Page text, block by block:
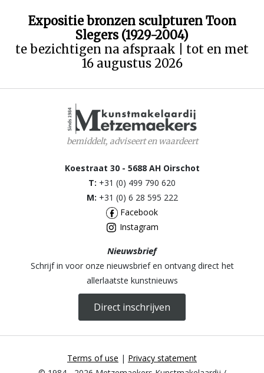
Expositie bronzen sculpturen Toon
Slegers (1929-2004)
te bezichtigen na afspraak | tot en met
16 augustus 2026
bemiddelt, adviseert en waardeert
Koestraat 30 - 5688 AH Oirschot
T: +31 (0) 499 790 620
M: +31 (0) 6 28 595 222
Facebook
Instagram
Nieuwsbrief
Schrijf in voor onze nieuwsbrief en ontvang direct het
allerlaatste kunstnieuws
Direct inschrijven
Terms of use | Privacy statement